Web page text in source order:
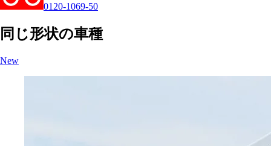
0120-1069-50
同じ形状の車種
New